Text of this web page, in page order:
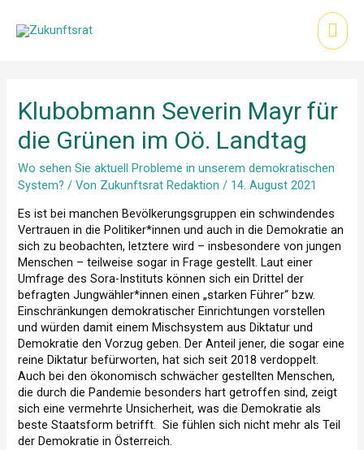
Inhalt
springen
Klubobmann Severin Mayr für
die Grünen im Oö. Landtag
Wo sehen Sie aktuell Probleme in unserem demokratischen
System? / Von Zukunftsrat Redaktion / 14. August 2021
Es ist bei manchen Bevölkerungsgruppen ein schwindendes
Vertrauen in die Politiker*innen und auch in die Demokratie an
sich zu beobachten, letztere wird – insbesondere von jungen
Menschen – teilweise sogar in Frage gestellt. Laut einer
Umfrage des Sora-Instituts können sich ein Drittel der
befragten Jungwähler*innen einen „starken Führer“ bzw.
Einschränkungen demokratischer Einrichtungen vorstellen
und würden damit einem Mischsystem aus Diktatur und
Demokratie den Vorzug geben. Der Anteil jener, die sogar eine
reine Diktatur befürworten, hat sich seit 2018 verdoppelt.
Auch bei den ökonomisch schwächer gestellten Menschen,
die durch die Pandemie besonders hart getroffen sind, zeigt
sich eine vermehrte Unsicherheit, was die Demokratie als
beste Staatsform betrifft. Sie fühlen sich nicht mehr als Teil
der Demokratie in Österreich.